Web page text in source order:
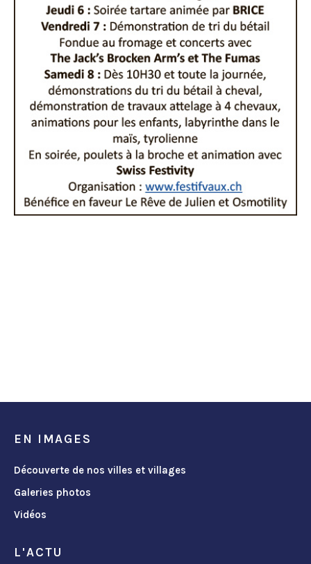
EN IMAGES
Découverte de nos villes et villages
Galeries photos
Vidéos
L'ACTU